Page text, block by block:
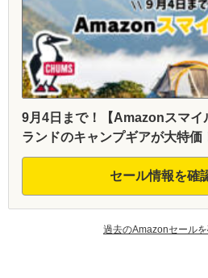
9月4日まで！【Amazonスマイ
ランドのキャンプギアが大特価
セール情報を確
過去のAmazonセール